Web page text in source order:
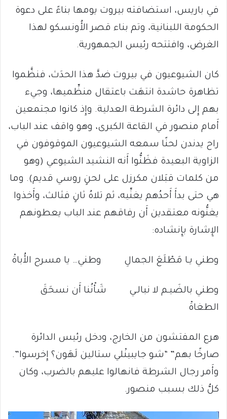
في باريس، استضافته بيروت يومها بناءً على دعوة
الحكومة اللبنانية، وتم بناء قصر الأُونسكو لهذا
الغرض، وافتتحه رئيس الجمهورية.
كان الشيوعيون في بيروت ضدَّ هذا الحدَث، فنظَّموا
تظاهرة حاشدة انتهَت باعتقال منظِّميها، وجيء
بهم إِلى دائرة الشرطة العدلية. وإِذ كانوا مجتمعين
أَمام منصور في القاعة الكبرى، وهو واقف عند الباب،
راح يدندن لحنًا سمعه الشيوعيون الموقوفون في
الزاوية البعيدة فظَنُّوا أَنه النشيد الشيوعي (وهو
من كلمات قبَلان مكرزل على لحنٍ روسي قديم). وما
هي حتى بدأَ أَحدُهم يغنِّيه، ثم تلاهُ ثانٍ فثالث، وأَخذوا
يغنُّونه معتقدين أَن رفاقهم عند الباب يعطونهم
الإِشارة بإِنشاده:
وطني يـا مَطْلَعَ الجمالِ وطني… يا مسرح الأُباةْ
وطني بالضَيـم لا نبالـي شَأْنُنا أَن نسحَقَ
الطغاةْ
هرع المفتشون من الخارج، ودخل رئيس الدائرة
صارخًا بهم” “شو جايبينْلي ستالين لَهَون؟ إِخرسوا”.
وأَمر رجال الشرطة فانهالوا عليهم بالضرب، وكان
كلُّ ذلك بسبب منصور.